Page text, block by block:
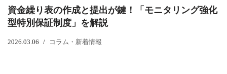
へ
ス
資金繰り表の作成と提出が鍵！「モニタリング強化
型特別保証制度」を解説
2026.03.06 コラム・新着情報